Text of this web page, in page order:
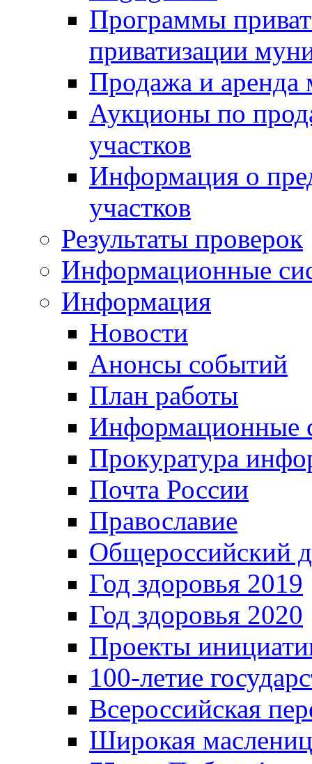
Программы
приватизации
Продажа и аренда
Аукционы по
участков
Информация о
участков
Результаты проверок
Информационные
Информация
Новости
Анонсы событий
План работы
Информационные
Прокуратура
Почта России
Православие
Общероссийский
Год здоровья 2019
Год здоровья 2020
Проекты
100-летие
Всероссийская
Широкая